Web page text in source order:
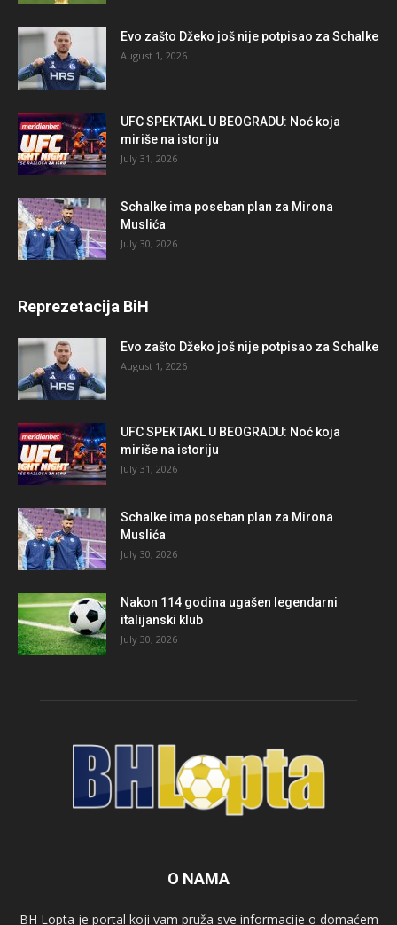
Evo zašto Džeko još nije potpisao za Schalke
August 1, 2026
UFC SPEKTAKL U BEOGRADU: Noć koja
miriše na istoriju
July 31, 2026
Schalke ima poseban plan za Mirona
Muslića
July 30, 2026
Reprezetacija BiH
Evo zašto Džeko još nije potpisao za Schalke
August 1, 2026
UFC SPEKTAKL U BEOGRADU: Noć koja
miriše na istoriju
July 31, 2026
Schalke ima poseban plan za Mirona
Muslića
July 30, 2026
Nakon 114 godina ugašen legendarni
italijanski klub
July 30, 2026
O NAMA
BH Lopta je portal koji vam pruža sve informacije o domaćem